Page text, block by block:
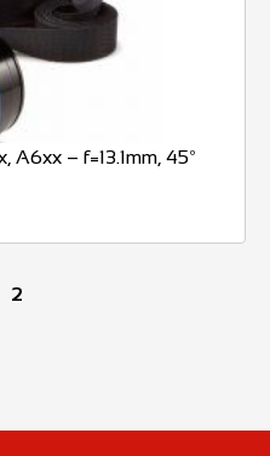
A6xx – f=13.1mm, 45º
2